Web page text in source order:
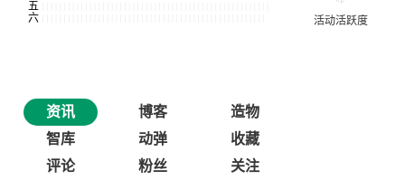
资讯 博客
造物
智库
动弹
收藏
评论
粉丝 关注